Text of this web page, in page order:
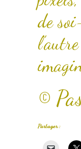
de
©
Partager :